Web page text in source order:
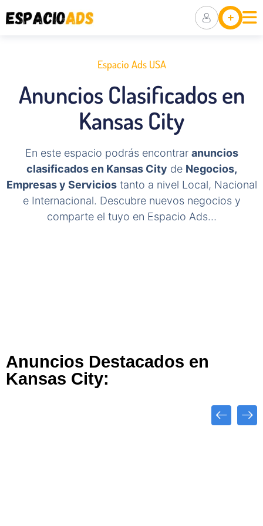
Ubicaciones
Espacio Ads USA
Anuncios Clasificados en
Kansas City
En este espacio podrás encontrar anuncios
clasificados en Kansas City de Negocios,
Empresas y Serviciostanto a nivel Local, Nacional
e Internacional. Descubre nuevos negocios y
comparte el tuyo en Espacio Ads…
Anuncios Destacados en
Kansas City: